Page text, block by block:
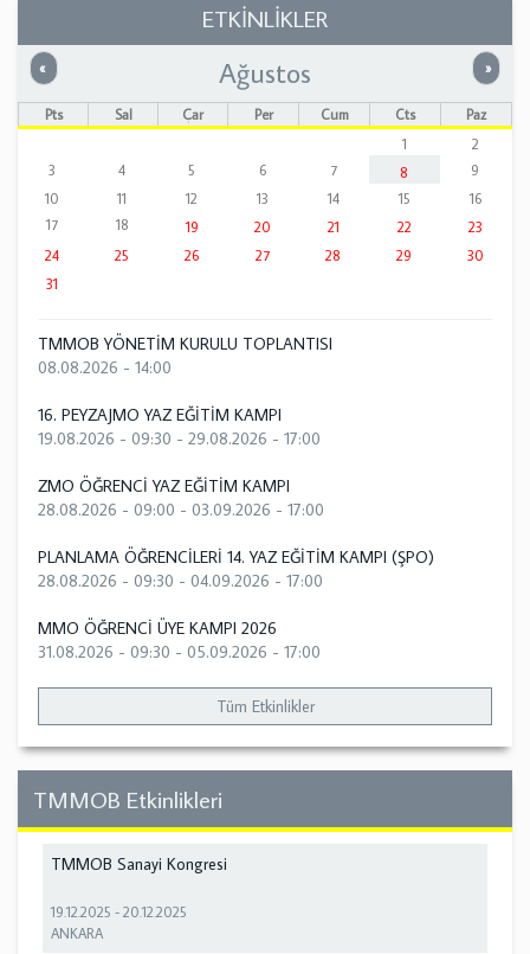
ETKİNLİKLER
« Önceki »
Ağustos
Pts Sal Çar Per Cum Cts
Paz
1
2
3
4 5 6 7 8
9
10
11 12 13 14 15
16
17
18 19 20 21 22
23
24
25 26 27 28 29
30
31
TMMOB YÖNETİM KURULU TOPLANTISI
08.08.2026 - 14:00
16. PEYZAJMO YAZ EĞİTİM KAMPI
19.08.2026 - 09:30 - 29.08.2026 - 17:00
ZMO ÖĞRENCİ YAZ EĞİTİM KAMPI
28.08.2026 - 09:00 - 03.09.2026 - 17:00
PLANLAMA ÖĞRENCİLERİ 14. YAZ EĞİTİM KAMPI (ŞPO)
28.08.2026 - 09:30 - 04.09.2026 - 17:00
MMO ÖĞRENCİ ÜYE KAMPI 2026
31.08.2026 - 09:30 - 05.09.2026 - 17:00
Tüm Etkinlikler
TMMOB Etkinlikleri
TMMOB Sanayi Kongresi
19.12.2025 -20.12.2025
ANKARA